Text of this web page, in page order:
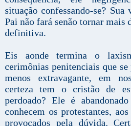
situação confessando-se?
Pai não fará senão tornar
definitiva.
Eis aonde termina o
cerimônias penitenciais que
menos extravagante, em
certeza tem o cristão de
perdoado? Ele é
conhecem os protestantes,
provocados pela dúvida.